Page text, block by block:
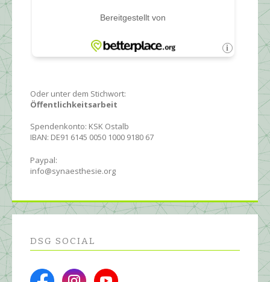
Oder unter dem Stichwort:
Öffentlichkeitsarbeit
Spendenkonto: KSK Ostalb
IBAN: DE91 6145 0050 1000 9180 67
Paypal:
info@synaesthesie.org
DSG SOCIAL